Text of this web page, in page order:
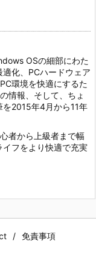
OSの細部にわた
化、PCハードウェア
環境を快適にするた
情報、そして、ちょ
を2015年4月から11年
者から上級者まで幅
フをより快適で充実
免責事項